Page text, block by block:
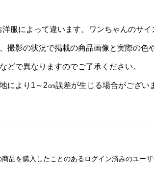
服によって違います。ワンちゃんのサイ
撮影の状況で掲載の商品画像と実際の色
どで異なりますのでご了承ください。
により1～2㎝誤差が生じる場合がござい
商品を購入したことのあるログイン済みのユー